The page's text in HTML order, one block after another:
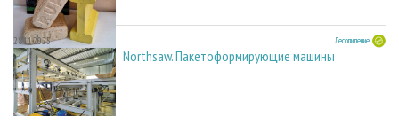
28.11.2025 Лесопиление
Northsaw. Пакетоформирующие машины